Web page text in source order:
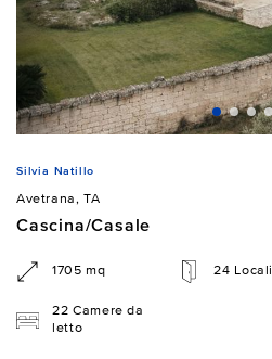
Silvia Natillo
Avetrana, TA
Cascina/Casale
1705 mq 24 Locali
22 Camere da
letto